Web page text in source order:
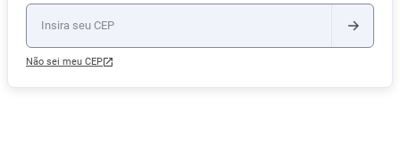
Não sei meu CEP